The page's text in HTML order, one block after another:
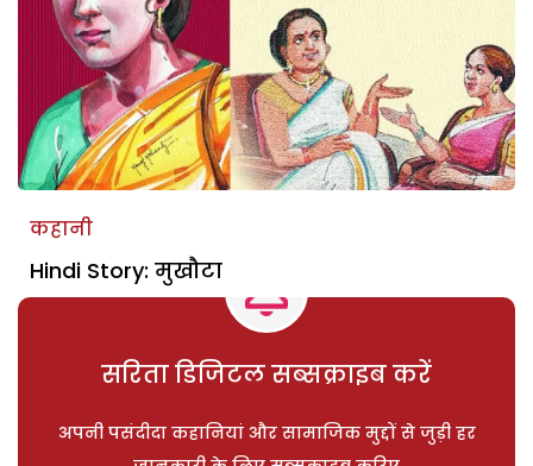
कहानी
Hindi Story: मुखौटा
सरिता डिजिटल सब्सक्राइब करें
अपनी पसंदीदा कहानियां और सामाजिक मुद्दों से जुड़ी हर